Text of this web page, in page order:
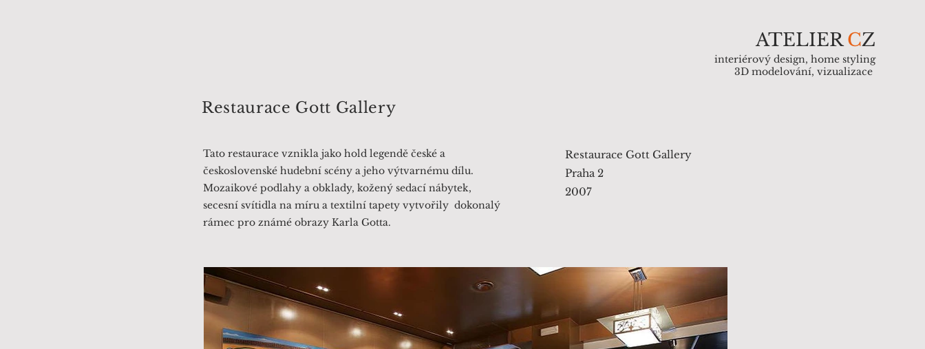
ATELIERCZ
interiérový design, home styling
3D modelování, vizualizace
Restaurace Gott Gallery
Tato restaurace vznikla jako hold legendě české a
československé hudební scény a jeho výtvarnému dílu.
Mozaikové podlahy a obklady, kožený sedací nábytek,
secesní svítidla na míru a textilní tapety vytvořily dokonalý
rámec pro známé obrazy Karla Gotta.
Restaurace Gott Gallery
Praha 2
2007